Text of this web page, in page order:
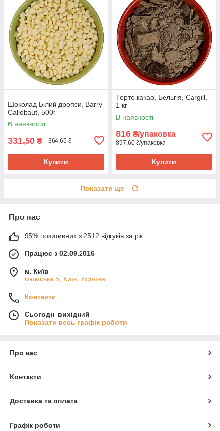
Шоколад Білий дропси, Barry
Callebaut, 500г
В наявності
331,50 ₴ 364,65 ₴
Купити
Терте какао, Бельгія, Cargill,
1 кг
В наявності
816 ₴/упаковка
897,60 ₴/упаковка
Купити
Показати ще
Про нас
95% позитивних з 2512 відгуків за рік
Працює з 02.09.2016
м. Київ
Ізюмська 5, Київ, Україна
Контакти
Сьогодні вихідний
Показати весь графік роботи
Про нас
Контакти
Доставка та оплата
Графік роботи